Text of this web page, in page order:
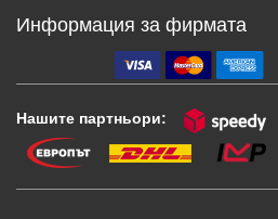
Информация за фирмата
Нашите партньори: